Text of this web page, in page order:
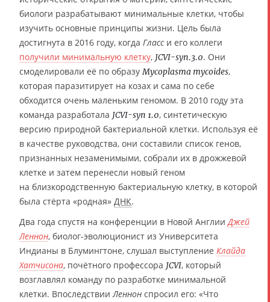
биологи разрабатывают минимальные клетки, чтобы
изучить основные принципы жизни. Цель была
достигнута в 2016 году, когда Гласси его коллеги
получили минимальную клетку, JCVI-syn.3.0. Они
смоделировали её по образуMycoplasma mycoides,
которая паразитирует на козах и сама по себе
обходится очень маленьким геномом. В 2010 году эта
команда разработала JCVI-syn 1.0, синтетическую
версию природной бактериальной клетки. Используя её
в качестве руководства, они составили список генов,
признанных незаменимыми, собрали их в дрожжевой
клетке и затем перенесли новый геном
на близкородственную бактериальную клетку, в которой
была стёрта «родная» ДНК.
Два года спустя на конференции в Новой АнглииДжей
Леннон, биолог-эволюционист из Университета
Индианы в Блумингтоне, слушал выступление Клайда
Хатчисона, почётного профессора JCVI, который
возглавлял команду по разработке минимальной
клетки. ВпоследствииЛеннон спросил его: «Что